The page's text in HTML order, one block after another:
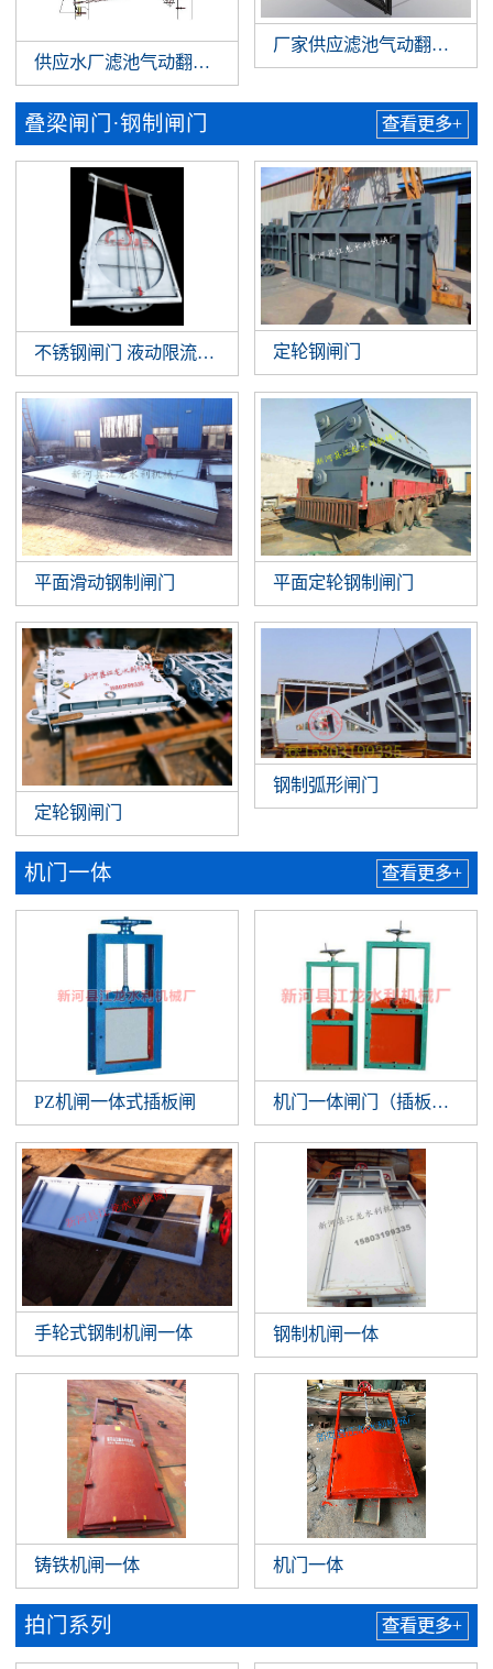
供应水厂滤池气动翻板阀 滤池翻板阀 水厂气动翻板阀
厂家供应滤池气动翻板阀
叠梁闸门·钢制闸门 查看更多+
不锈钢闸门 液动限流闸门 智能液动平板闸门 截污井设备
定轮钢闸门
平面滑动钢制闸门 平面定轮钢制闸门
定轮钢闸门
钢制弧形闸门
机门一体 查看更多+
PZ机闸一体式插板闸 机门一体闸门（插板闸门）
手轮式钢制机闸一体 钢制机闸一体
铸铁机闸一体 机门一体
拍门系列 查看更多+